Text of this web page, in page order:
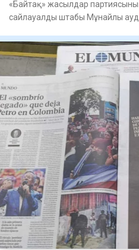
«Байтақ» жасылдар
сайлауалды штабы Мұнайлы